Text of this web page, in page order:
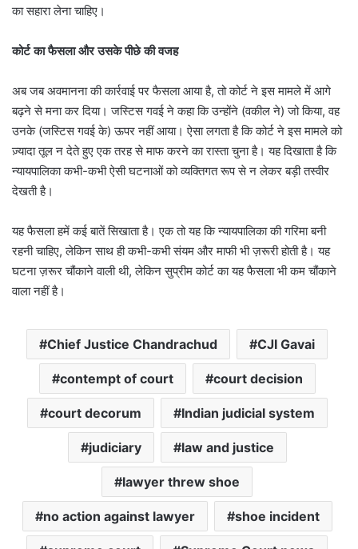
का सहारा लेना चाहिए।
कोर्ट का फैसला और उसके पीछे की वजह
अब जब अवमानना की कार्रवाई पर फैसला आया है, तो कोर्ट ने इस मामले में आगे
बढ़ने से मना कर दिया। जस्टिस गवई ने कहा कि उन्होंने (वकील ने) जो किया, वह
उनके (जस्टिस गवई के) ऊपर नहीं आया। ऐसा लगता है कि कोर्ट ने इस मामले को
ज़्यादा तूल न देते हुए एक तरह से माफ करने का रास्ता चुना है। यह दिखाता है कि
न्यायपालिका कभी-कभी ऐसी घटनाओं को व्यक्तिगत रूप से न लेकर बड़ी तस्वीर
देखती है।
यह फैसला हमें कई बातें सिखाता है। एक तो यह कि न्यायपालिका की गरिमा बनी
रहनी चाहिए, लेकिन साथ ही कभी-कभी संयम और माफी भी ज़रूरी होती है। यह
घटना ज़रूर चौंकाने वाली थी, लेकिन सुप्रीम कोर्ट का यह फैसला भी कम चौंकाने
वाला नहीं है।
Chief Justice Chandrachud CJI Gavai
contempt of court court decision
court decorum Indian judicial system
judiciary law and justice
lawyer threw shoe
no action against lawyer shoe incident